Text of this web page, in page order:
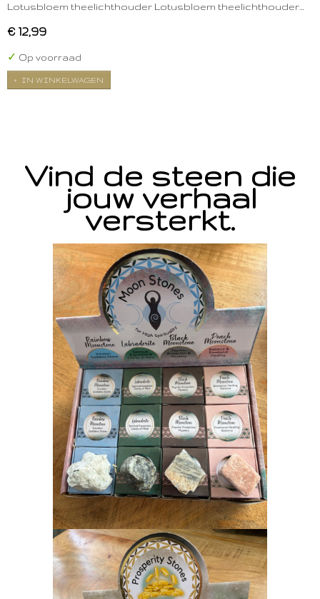
Lotusbloem theelichthouder Lotusbloem theelichthouder…
€ 12,99
✓ Op voorraad
IN WINKELWAGEN
Vind de steen die
jouw verhaal
versterkt.